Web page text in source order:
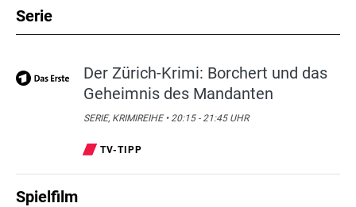
Serie
Der Zürich-Krimi: Borchert und das
Geheimnis des Mandanten
SERIE, KRIMIREIHE • 20:15 - 21:45 UHR
TV-TIPP
Spielfilm